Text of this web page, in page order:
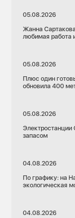
05.08.2026
Жанна
любимая работа
05.08.2026
Плюс один
обновила 400
05.08.2026
Электростанции
запасом
04.08.2026
По графику: на
экологическая
04.08.2026